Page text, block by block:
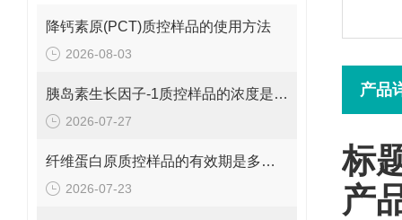
降钙素原(PCT)质控样品的使用方法
2026-08-03
胰岛素生长因子-1质控样品的浓度是多少呢？
2026-07-27
纤维蛋白原质控样品的有效期是多久呢？
2026-07-23
产品
标
产